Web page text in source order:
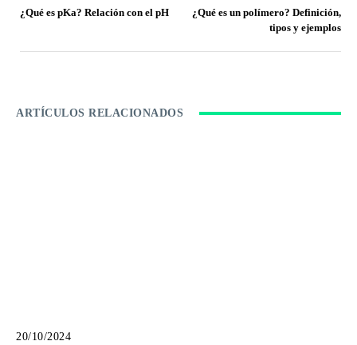
¿Qué es pKa? Relación con el pH
¿Qué es un polímero? Definición,
tipos y ejemplos
ARTÍCULOS RELACIONADOS
20/10/2024